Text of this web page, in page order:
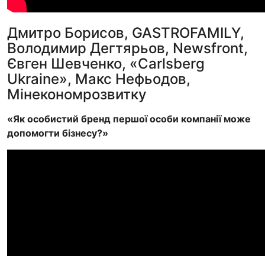
Дмитро Борисов, GASTROFAMILY,
Володимир Дегтярьов, Newsfront,
Євген Шевченко, «Carlsberg
Ukraine», Макс Нефьодов,
Мінекономрозвитку
«Як особистий бренд першої особи компанії може
допомогти бізнесу?»